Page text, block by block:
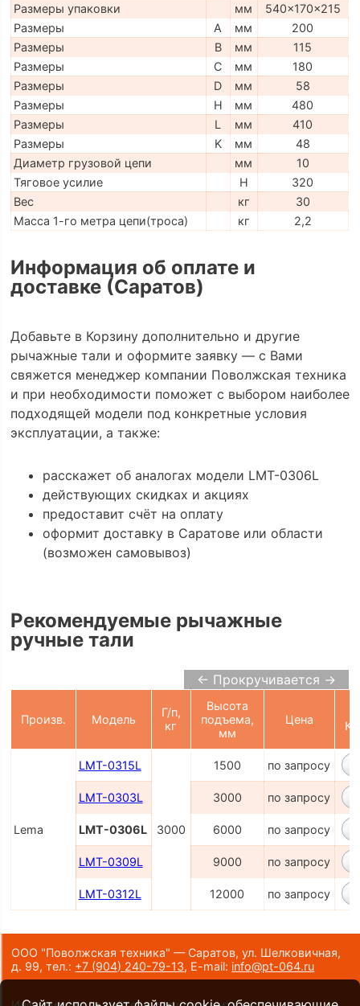
Размеры упаковки
мм
540x170x215
Размеры
A мм
200
Размеры
B мм
115
Размеры
C мм
180
Размеры
D мм
58
Размеры
H мм
480
Размеры
L мм
410
Размеры
K мм
48
Диаметр грузовой цепи
мм
10
Тяговое усилие
H
320
Вес
кг
30
Масса 1-го метра цепи(троса)
кг 2,2
Информация об оплате и
доставке (Саратов)
Добавьте в Корзину дополнительно и другие
рычажные тали и оформите заявку — с Вами
свяжется менеджер компании Поволжская техника
и при необходимости поможет с выбором наиболее
подходящей модели под конкретные условия
эксплуатации, а также:
расскажет об аналогах модели LMT-0306L
действующих скидках и акциях
предоставит счёт на оплату
оформит доставку в Саратове или области
(возможен самовывоз)
Рекомендуемые рычажные
ручные тали
← Прокручивается →
Произв. Модель
Г/п,
кг
Высота
подъема,
мм
Цена
Lema
LMT-0315L
3000
1500 по запросу
LMT-0303L 3000 по запросу
LMT-0306L 6000 по запросу
LMT-0309L 9000 по запросу
LMT-0312L 12000 по запросу
ООО "Поволжская техника" — Саратов, ул. Шелковичная,
д. 99,тел.: +7 (904) 240-79-13, E-mail: info@pt-064.ru